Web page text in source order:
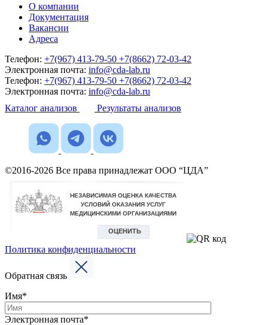
О компании
Документация
Вакансии
Адреса
Телефон: +7(967) 413-79-50 +7(8662) 72-03-42
Электронная почта: info@cda-lab.ru
Телефон: +7(967) 413-79-50 +7(8662) 72-03-42
Электронная почта: info@cda-lab.ru
Каталог анализов
Результаты анализов
©2016-2026 Все права принадлежат ООО “ЦДА”
Политика конфиденциальности
Обратная связь
Имя*
Электронная почта*